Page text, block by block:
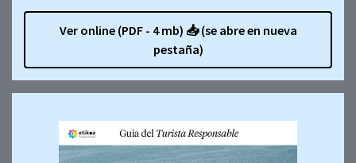
Ver online (PDF - 4 mb) 📥 (se abre en nueva
pestaña)